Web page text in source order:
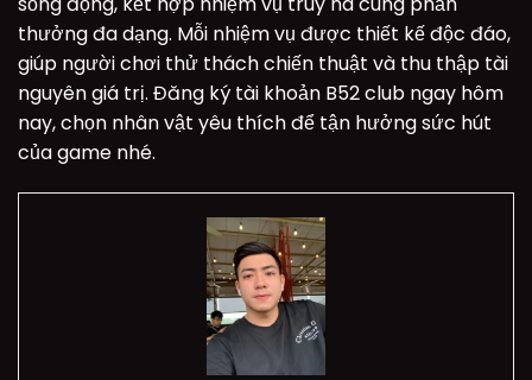
thưởng đa dạng. Mỗi nhiệm vụ được thiết kế độc đáo,
giúp người chơi thử thách chiến thuật và thu thập tài
nguyên giá trị. Đăng ký tài khoản B52 club ngay hôm
nay, chọn nhân vật yêu thích để tận hưởng sức hút
của game nhé.